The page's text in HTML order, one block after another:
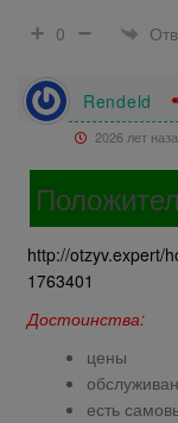
0
Rendeld
2026 лет
http://otzyv.expert/
1763401
Достоинства:
цены
есть